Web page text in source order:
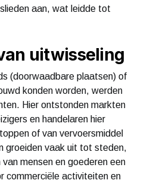
aan, wat leidde tot
uitwisseling
(doorwaadbare plaatsen) of
konden worden, werden
Hier ontstonden markten
en handelaren hier
of van vervoersmiddel
groeiden vaak uit tot steden,
mensen en goederen een
commerciële activiteiten en